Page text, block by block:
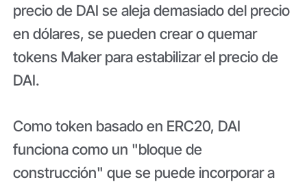
precio de DAI se aleja demasiado del precio
en dólares, se pueden crear o quemar
tokens Maker para estabilizar el precio de
DAI.
Como token basado en ERC20, DAI
funciona como un "bloque de
construcción" que se puede incorporar a